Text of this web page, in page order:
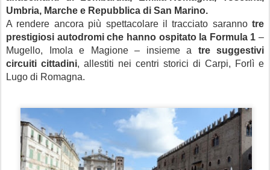
Umbria, Marche e Repubblica di San Marino.
A rendere ancora più spettacolare il tracciato saranno tre
prestigiosi autodromi che hanno ospitato la Formula 1 –
Mugello, Imola e Magione – insieme a tre suggestivi
circuiti cittadini, allestiti nei centri storici di Carpi, Forlì e
Lugo di Romagna.